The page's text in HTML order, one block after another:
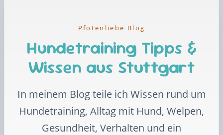
Pfotenliebe Blog
Hundetraining Tipps &
Wissen aus Stuttgart
In meinem Blog teile ich Wissen rund um
Hundetraining, Alltag mit Hund, Welpen,
Gesundheit, Verhalten und ein